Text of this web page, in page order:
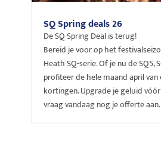
SQ Spring deals 26
De SQ Spring Deal is terug!
Bereid je voor op het
Heath SQ-serie. Of je nu de SQ5,
profiteer de hele maand april van
kortingen. Upgrade je geluid
vraag vandaag nog je offerte aan.